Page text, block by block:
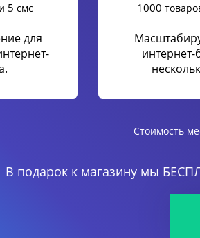
5 смс
для
1000
интернет-
Стоимость
В подарок к магазину мы